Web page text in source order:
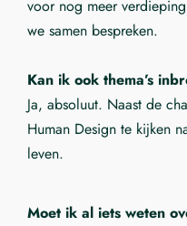
voor nog meer
we samen bespreken.
Kan ik ook thema’s
Ja, absoluut. Naast de
Human Design te kijken
leven.
Moet ik al iets weten